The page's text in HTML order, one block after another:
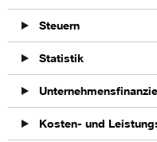
Steuern
Statistik
Kosten- und